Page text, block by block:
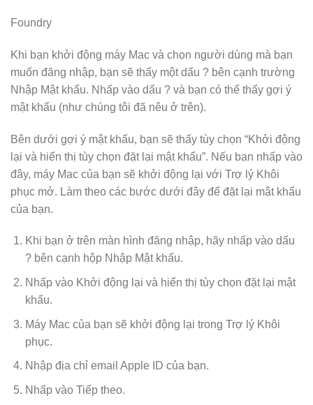
Foundry
Khi bạn khởi động máy Mac và chọn người dùng mà bạn
muốn đăng nhập, bạn sẽ thấy một dấu ? bên cạnh trường
Nhập Mật khẩu. Nhấp vào dấu ? và bạn có thể thấy gợi ý
mật khẩu (như chúng tôi đã nêu ở trên).
Bên dưới gợi ý mật khẩu, bạn sẽ thấy tùy chọn “Khởi động
lại và hiển thị tùy chọn đặt lại mật khẩu”. Nếu bạn nhấp vào
đây, máy Mac của bạn sẽ khởi động lại với Trợ lý Khôi
phục mở. Làm theo các bước dưới đây để đặt lại mật khẩu
của bạn.
Khi bạn ở trên màn hình đăng nhập, hãy nhấp vào dấu
? bên cạnh hộp Nhập Mật khẩu.
Nhấp vào Khởi động lại và hiển thị tùy chọn đặt lại mật
khẩu.
Máy Mac của bạn sẽ khởi động lại trong Trợ lý Khôi
phục.
Nhập địa chỉ email Apple ID của bạn.
Nhấp vào Tiếp theo.